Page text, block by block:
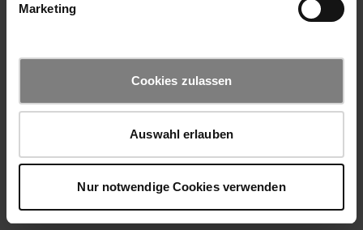
Marketing
Cookies zulassen
Auswahl erlauben
Nur notwendige Cookies verwenden